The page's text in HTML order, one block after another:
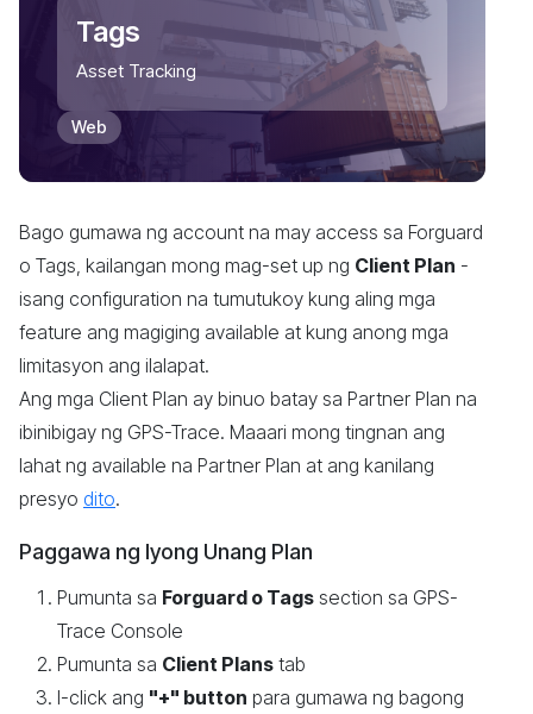
Tags
Asset Tracking
Web
Bago gumawa ng account na may access sa Forguard
o Tags, kailangan mong mag-set up ng Client Plan -
isang configuration na tumutukoy kung aling mga
feature ang magiging available at kung anong mga
limitasyon ang ilalapat.
Ang mga Client Plan ay binuo batay sa Partner Plan na
ibinibigay ng GPS-Trace. Maaari mong tingnan ang
lahat ng available na Partner Plan at ang kanilang
presyo dito.
Paggawa ng Iyong Unang Plan
Pumunta sa Forguard o Tags section sa GPS-
Trace Console
Pumunta sa Client Plans tab
I-click ang "+" button para gumawa ng bagong